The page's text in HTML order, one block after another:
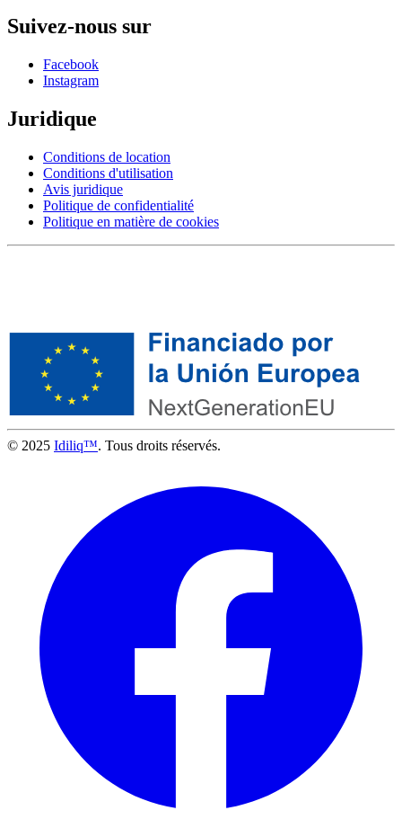
Suivez-nous sur
Facebook
Instagram
Juridique
Conditions de location
Conditions d'utilisation
Avis juridique
Politique de confidentialité
Politique en matière de cookies
© 2025 Idiliq™. Tous droits réservés.